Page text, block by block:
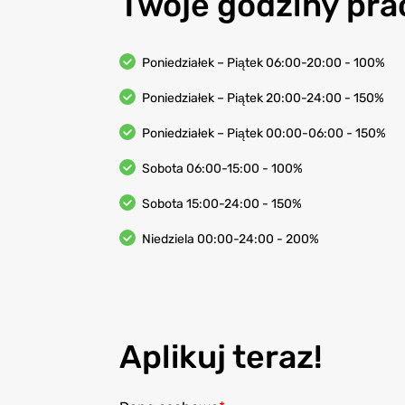
Poniedziałek – Piątek 06:00-20:00 - 100%
Poniedziałek – Piątek 20:00-24:00 - 150%
Poniedziałek – Piątek 00:00-06:00 - 150%
Sobota 06:00-15:00 - 100%
Sobota 15:00-24:00 - 150%
Niedziela 00:00-24:00 - 200%
Aplikuj teraz!